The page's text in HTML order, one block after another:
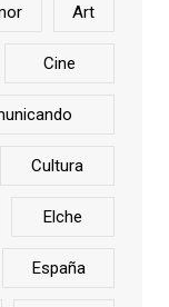
Art
Cine
Cultura
Elche
España